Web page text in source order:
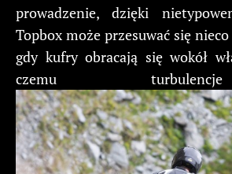
prowadzenie, dzięki
Topbox może przesuwać się
gdy kufry obracają się wokół
czemu